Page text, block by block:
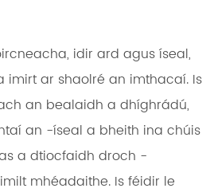
idir ard agus íseal,
imirt ar shaolré an imthacaí. Is
an bealaidh a dhíghrádú,
an -íseal a bheith ina chúis
a dtiocfaidh droch -
mhéadaithe. Is féidir le